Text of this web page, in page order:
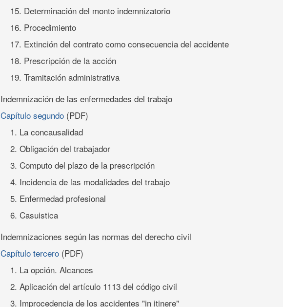
15. Determinación del monto indemnizatorio
16. Procedimiento
17. Extinción del contrato como consecuencia del accidente
18. Prescripción de la acción
19. Tramitación administrativa
Indemnización de las enfermedades del trabajo
Capítulo segundo (PDF)
1. La concausalidad
2. Obligación del trabajador
3. Computo del plazo de la prescripción
4. Incidencia de las modalidades del trabajo
5. Enfermedad profesional
6. Casuistica
Indemnizaciones según las normas del derecho civil
Capítulo tercero (PDF)
1. La opción. Alcances
2. Aplicación del artículo 1113 del código civil
3. Improcedencia de los accidentes "in itinere"